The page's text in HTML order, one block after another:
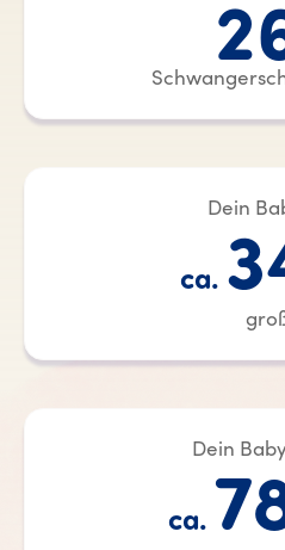
Dein
ca.
Dein
ca.